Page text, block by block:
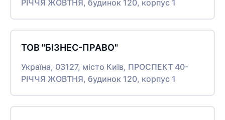
РІЧЧЯ ЖОВТНЯ, будинок 120, корпус 1
ТОВ "БІЗНЕС-ПРАВО"
Україна, 03127, місто Київ, ПРОСПЕКТ 40-
РІЧЧЯ ЖОВТНЯ, будинок 120, корпус 1